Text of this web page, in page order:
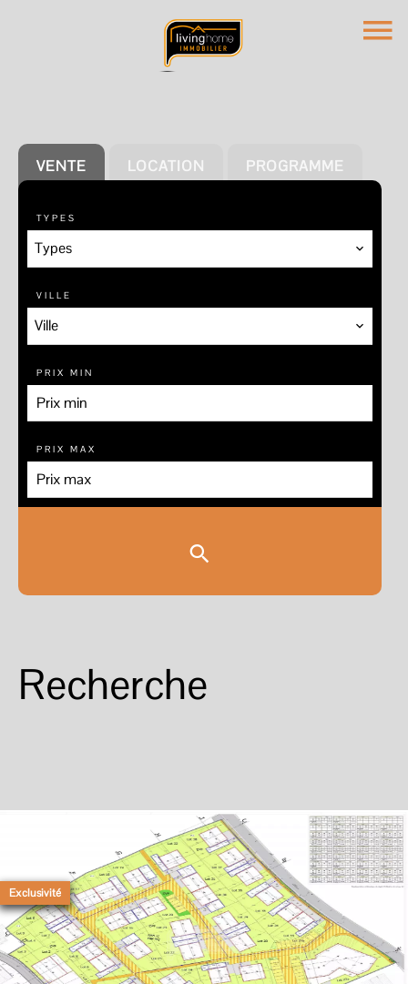
VENTE LOCATION PROGRAMME
TYPES
Types
VILLE
Ville
PRIX MIN
PRIX MAX
Recherche
Exclusivité